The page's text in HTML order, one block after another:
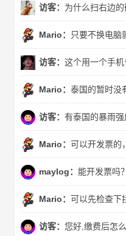
访客： 为什么扫右边的微信客
Mario： 只要不换电脑就可以用，不管版本，否
访客： 这个用一个手机号已经注册过后
Mario： 泰国的暂时没有
访客： 有泰国的暴雨强
Mario： 可以开发票的，联
maylog： 能开发票吗？
Mario： 可以先检查下拦截短信中是否有，超出3分钟
访客： 您好,缴费后怎